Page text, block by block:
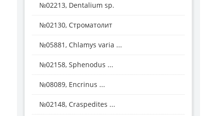
№02213, Dentalium sp.
№02130, Строматолит
№05881, Chlamys varia ...
№02158, Sphenodus ...
№08089, Encrinus ...
№02148, Craspedites ...